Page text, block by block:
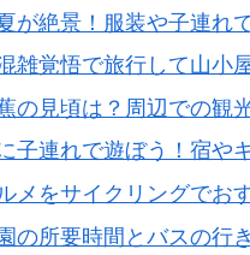
が絶景！服装や子連れ
雑覚悟で旅行して山小
の見頃は？周辺での観
子連れで遊ぼう！宿や
メをサイクリングでお
の所要時間とバスの行